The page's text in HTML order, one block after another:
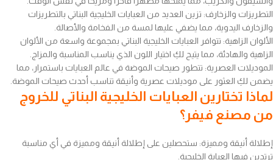
التطريزات والزخارف: تزين العديد من العبايات الخليجية البناتي بالتطريزات
والزخارف اليدوية، مما يضفي عليها لمسة من الفخامة والأصالة.
الألوان الزاهية: تتوافر العبايات الخليجية البناتي بمجموعة واسعة من الألوان
الزاهية والهادئة، مما يتيح لكِ اختيار اللون الذي يناسب المناسبة والمزاج.
الموديلات العصرية: تتطور صيحات الموضة في عالم العبايات باستمرار، مما
يضمن لكِ العثور على موديلات عصرية وأنيقة تناسب أحدث صيحات الموضة.
لماذا تختارين العبايات الخليجية البناتي للخروج
من مصنع فيفر؟
إطلالة أنيقة ومميزة: ستحصلين على إطلالة أنيقة ومميزة في أي مناسبة
ترتدين فيها العباية الخليجية.